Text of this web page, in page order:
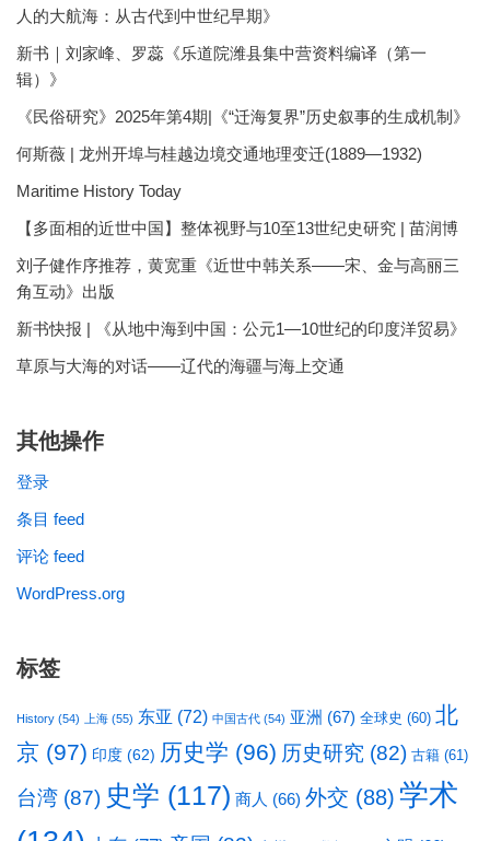
人的大航海：从古代到中世纪早期》
新书｜刘家峰、罗蕊《乐道院潍县集中营资料编译（第一
辑）》
《民俗研究》2025年第4期|《“迁海复界”历史叙事的生成机制》
何斯薇 | 龙州开埠与桂越边境交通地理变迁(1889—1932)
Maritime History Today
【多面相的近世中国】整体视野与10至13世纪史研究 | 苗润博
刘子健作序推荐，黄宽重《近世中韩关系——宋、金与高丽三
角互动》出版
新书快报 | 《从地中海到中国：公元1—10世纪的印度洋贸易》
草原与大海的对话——辽代的海疆与海上交通
其他操作
登录
条目 feed
评论 feed
WordPress.org
标签
History (54) 上海 (55) 东亚 (72) 中国古代 (54) 亚洲 (67) 全球史 (60) 北
京 (97) 印度 (62) 历史学 (96) 历史研究 (82) 古籍 (61)
台湾 (87) 史学 (117) 商人 (66) 外交 (88) 学术